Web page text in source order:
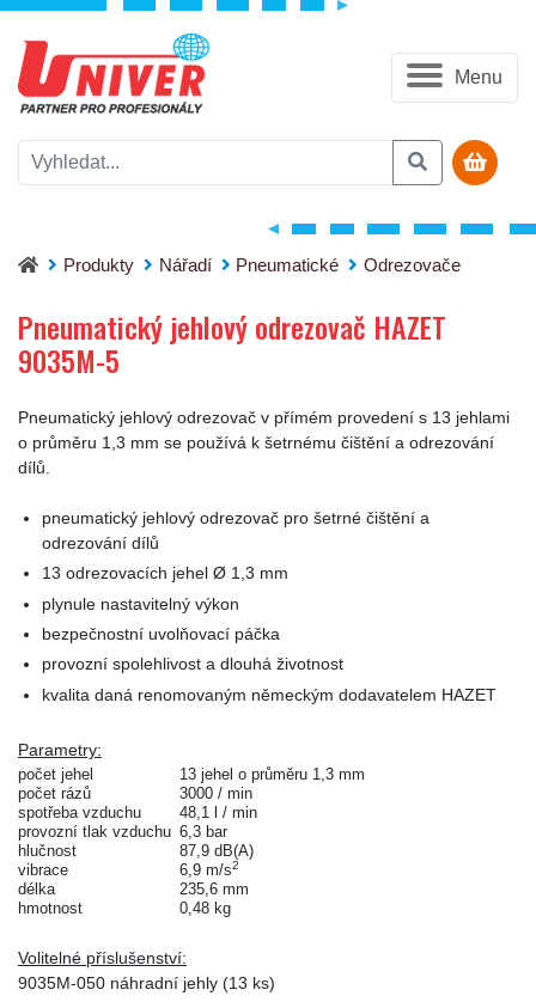
Menu
Produkty Nářadí Pneumatické Odrezovače
Pneumatický jehlový odrezovač HAZET 9035M-5
Pneumatický jehlový odrezovač HAZET
9035M-5
Pneumatický jehlový odrezovač v přímém provedení s 13 jehlami
o průměru 1,3 mm se používá k šetrnému čištění a odrezování
dílů.
pneumatický jehlový odrezovač pro šetrné čištění a
odrezování dílů
13 odrezovacích jehel Ø 1,3 mm
plynule nastavitelný výkon
bezpečnostní uvolňovací páčka
provozní spolehlivost a dlouhá životnost
kvalita daná renomovaným německým dodavatelem HAZET
Parametry:
počet jehel
počet rázů
spotřeba vzduchu
provozní tlak vzduchu
hlučnost
vibrace
délka
hmotnost
13 jehel o průměru 1,3 mm
3000 / min
48,1 l / min
6,3 bar
87,9 dB(A)
6,9 m/s2
235,6 mm
0,48 kg
Volitelné příslušenství:
9035M-050 náhradní jehly (13 ks)